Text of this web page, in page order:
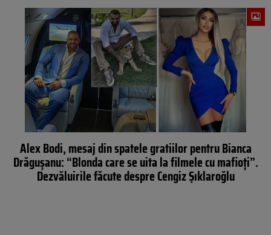
Alex Bodi, mesaj din spatele gratiilor pentru Bianca
Drăgușanu: “Blonda care se uita la filmele cu mafioți”.
Dezvăluirile făcute despre Cengiz Şıklaroğlu